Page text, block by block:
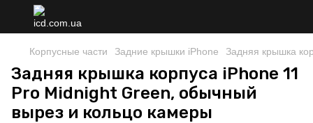
Корпусные части Задние крышки iPhone Задняя крышка
Задняя крышка корпуса iPhone 11
Pro Midnight Green, обычный
вырез и кольцо камеры